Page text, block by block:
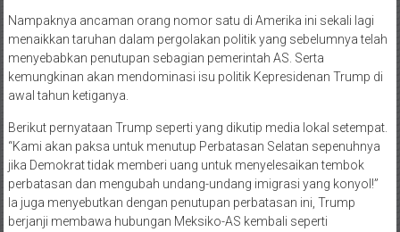
Nampaknya ancaman orang nomor satu di Amerika ini sekali lagi
menaikkan taruhan dalam pergolakan politik yang sebelumnya telah
menyebabkan penutupan sebagian pemerintah AS. Serta
kemungkinan akan mendominasi isu politik Kepresidenan Trump di
awal tahun ketiganya.
Berikut pernyataan Trump seperti yang dikutip media lokal setempat.
“Kami akan paksa untuk menutup Perbatasan Selatan sepenuhnya
jika Demokrat tidak memberi uang untuk menyelesaikan tembok
perbatasan dan mengubah undang-undang imigrasi yang konyol!”
Ia juga menyebutkan dengan penutupan perbatasan ini, Trump
berjanji membawa hubungan Meksiko-AS kembali seperti